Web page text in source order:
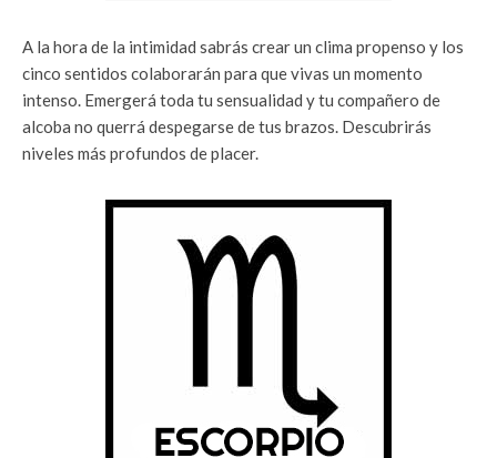
A la hora de la intimidad sabrás crear un clima propenso y los
cinco sentidos colaborarán para que vivas un momento
intenso. Emergerá toda tu sensualidad y tu compañero de
alcoba no querrá despegarse de tus brazos. Descubrirás
niveles más profundos de placer.